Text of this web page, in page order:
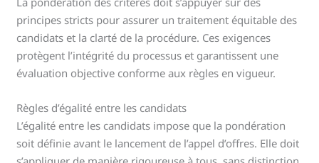
principes stricts pour assurer un traitement équitable des
candidats et la clarté de la procédure. Ces exigences
protègent l’intégrité du processus et garantissent une
évaluation objective conforme aux règles en vigueur.
Règles d’égalité entre les candidats
L’égalité entre les candidats impose que la pondération
soit définie avant le lancement de l’appel d’offres. Elle doit